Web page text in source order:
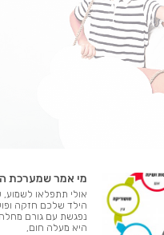
מי אמר שמערכת
אולי תתפלאו
הילד שלכם חזקה
נפגשת עם גורם
היא מעלה חום,